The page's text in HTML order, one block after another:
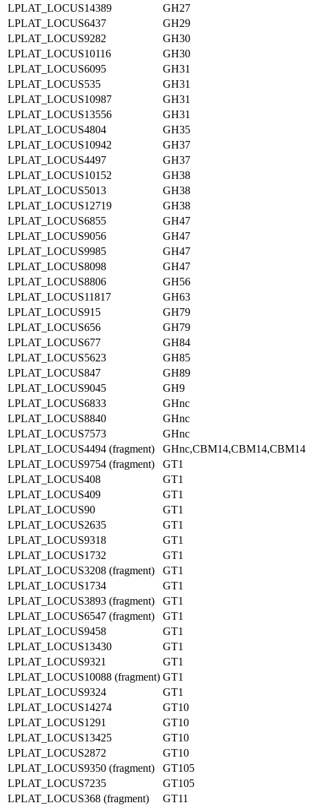
LPLAT_LOCUS14389
GH27
LPLAT_LOCUS6437
GH29
LPLAT_LOCUS9282
GH30
LPLAT_LOCUS10116
GH30
LPLAT_LOCUS6095
GH31
LPLAT_LOCUS535
GH31
LPLAT_LOCUS10987
GH31
LPLAT_LOCUS13556
GH31
LPLAT_LOCUS4804
GH35
LPLAT_LOCUS10942
GH37
LPLAT_LOCUS4497
GH37
LPLAT_LOCUS10152
GH38
LPLAT_LOCUS5013
GH38
LPLAT_LOCUS12719
GH38
LPLAT_LOCUS6855
GH47
LPLAT_LOCUS9056
GH47
LPLAT_LOCUS9985
GH47
LPLAT_LOCUS8098
GH47
LPLAT_LOCUS8806
GH56
LPLAT_LOCUS11817
GH63
LPLAT_LOCUS915
GH79
LPLAT_LOCUS656
GH79
LPLAT_LOCUS677
GH84
LPLAT_LOCUS5623
GH85
LPLAT_LOCUS847
GH89
LPLAT_LOCUS9045
GH9
LPLAT_LOCUS6833
GHnc
LPLAT_LOCUS8840
GHnc
LPLAT_LOCUS7573
GHnc
LPLAT_LOCUS4494 (fragment)
GHnc,CBM14,CBM14,CBM14
LPLAT_LOCUS9754 (fragment)
GT1
LPLAT_LOCUS408
GT1
LPLAT_LOCUS409
GT1
LPLAT_LOCUS90
GT1
LPLAT_LOCUS2635
GT1
LPLAT_LOCUS9318
GT1
LPLAT_LOCUS1732
GT1
LPLAT_LOCUS3208 (fragment)
GT1
LPLAT_LOCUS1734
GT1
LPLAT_LOCUS3893 (fragment)
GT1
LPLAT_LOCUS6547 (fragment)
GT1
LPLAT_LOCUS9458
GT1
LPLAT_LOCUS13430
GT1
LPLAT_LOCUS9321
GT1
LPLAT_LOCUS10088 (fragment) GT1
LPLAT_LOCUS9324
GT1
LPLAT_LOCUS14274
GT10
LPLAT_LOCUS1291
GT10
LPLAT_LOCUS13425
GT10
LPLAT_LOCUS2872
GT10
LPLAT_LOCUS9350 (fragment)
GT105
LPLAT_LOCUS7235
GT105
LPLAT_LOCUS368 (fragment)
GT11